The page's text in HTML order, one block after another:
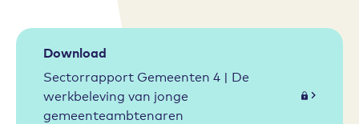
Download
Sectorrapport Gemeenten 4 | De
werkbeleving van jonge
gemeenteambtenaren